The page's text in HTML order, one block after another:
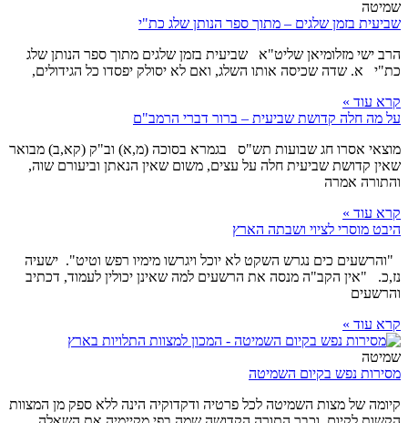
שמיטה
שביעית בזמן שלגים – מתוך ספר הנותן שלג כת"י
הרב ישי מזלומיאן שליט"א שביעית בזמן שלגים מתוך ספר הנותן שלג
כת"י א. שדה שכיסה אותו השלג, ואם לא יסולק יפסדו כל הגידולים,
קרא עוד »
על מה חלה קדושת שביעית – ברור דברי הרמב"ם
מוצאי אסרו חג שבועות תש"ס בגמרא בסוכה (מ,א) וב"ק (קא,ב) מבואר
שאין קדושת שביעית חלה על עצים, משום שאין הנאתן וביעורם שוה,
והתורה אמרה
קרא עוד »
היבט מוסרי לציוי ושבתה הארץ
"והרשעים כים נגרש השקט לא יוכל ויגרשו מימיו רפש וטיט". ישעיה
נז,כ. "אין הקב"ה מנסה את הרשעים למה שאינן יכולין לעמוד, דכתיב
והרשעים
קרא עוד »
שמיטה
מסירות נפש בקיום השמיטה
קיומה של מצות השמיטה לכל פרטיה ודקדוקיה הינה ללא ספק מן המצוות